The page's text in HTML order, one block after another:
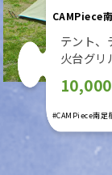
CAMPiece
テント、
火台グリ
10,000
#CAMPiece南足